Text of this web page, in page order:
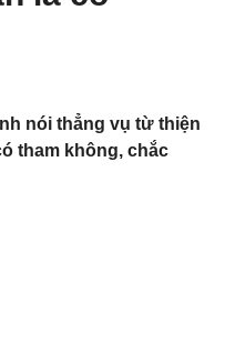
nói thẳng vụ từ thiện
tham không, chắc